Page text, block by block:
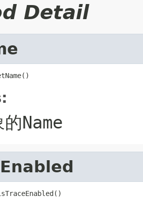
Detail
Name